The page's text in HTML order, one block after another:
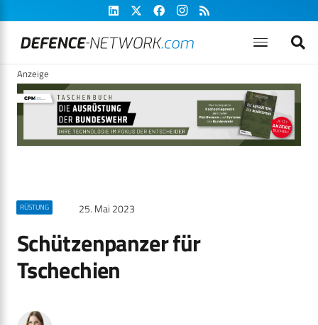
Anzeige
RÜSTUNG 25. Mai 2023
Schützenpanzer für
Tschechien